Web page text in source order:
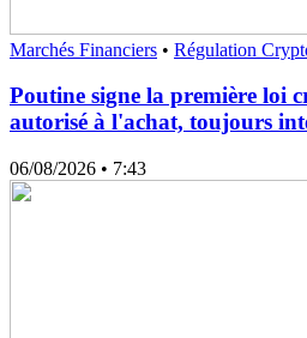
Marchés Financiers • Régulation
Poutine signe la première loi
autorisé à l'achat, toujours
06/08/2026 • 7:43